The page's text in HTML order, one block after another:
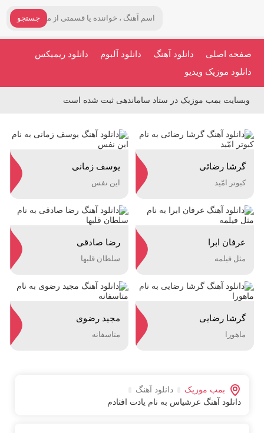
جستجو
صفحه اصلی دانلود آهنگ دانلود آلبوم
دانلود ریمیکس
دانلود موزیک ویدیو
وبسایت بمب موزیک در ستاد ساماندهی ثبت شده است
گرشا رضائی
کبوتر امّید
یوسف زمانی
این نفس
عرفان ابرا
مثل فیلمه
رضا صادقی
سلطان قلبها
گرشا رضایی
ماهورا
مجید رضوی
متاسفانه
بمب موزیک
دانلود آهنگ
دانلود آهنگ عرشیاس به نام یادت افتادم